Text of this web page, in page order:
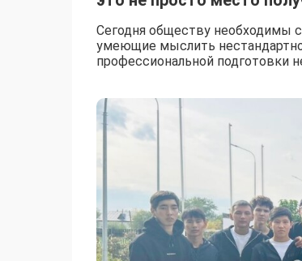
Сегодня обществу необходимы
умеющие мыслить
профессиональной подготовки